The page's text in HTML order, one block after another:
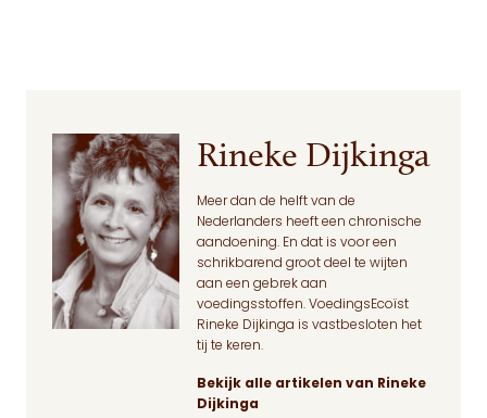
Rineke Dijkinga
Meer dan de helft van de
Nederlanders heeft een chronische
aandoening. En dat is voor een
schrikbarend groot deel te wijten
aan een gebrek aan
voedingsstoffen. VoedingsEcoïst
Rineke Dijkinga is vastbesloten het
tij te keren.
Bekijk alle artikelen van Rineke
Dijkinga